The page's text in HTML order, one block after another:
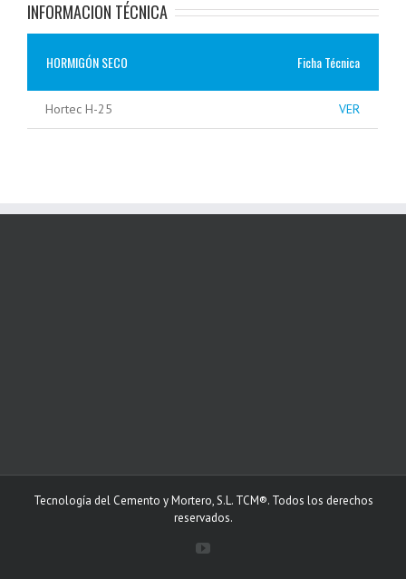
INFORMACION TÉCNICA
HORMIGÓN SECO Ficha Técnica
Hortec H-25 VER
Tecnología del Cemento y Mortero, S.L. TCM®. Todos los derechos
reservados.
YouTube